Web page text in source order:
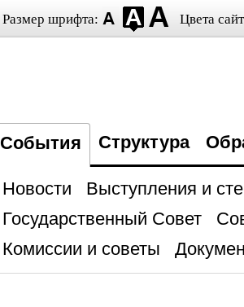
Размер шрифта: Цвета
События Структура
Новости Выступления и
Государственный Совет
Комиссии и советы